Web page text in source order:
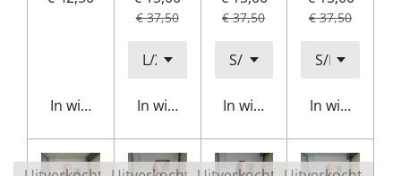
In winkelwagen
€ 37,50
In winkelwagen
€ 37,50
In winkelwagen
€ 37,50
In